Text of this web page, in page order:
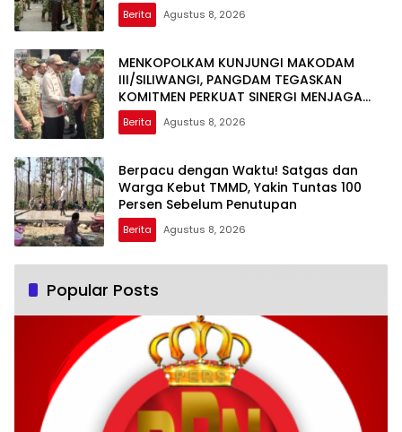
Berita Agustus 8, 2026
MENKOPOLKAM KUNJUNGI MAKODAM
III/SILIWANGI, PANGDAM TEGASKAN
KOMITMEN PERKUAT SINERGI MENJAGA
STABILITAS NASIONAL
Berita Agustus 8, 2026
Berpacu dengan Waktu! Satgas dan
Warga Kebut TMMD, Yakin Tuntas 100
Persen Sebelum Penutupan
Berita Agustus 8, 2026
Popular Posts